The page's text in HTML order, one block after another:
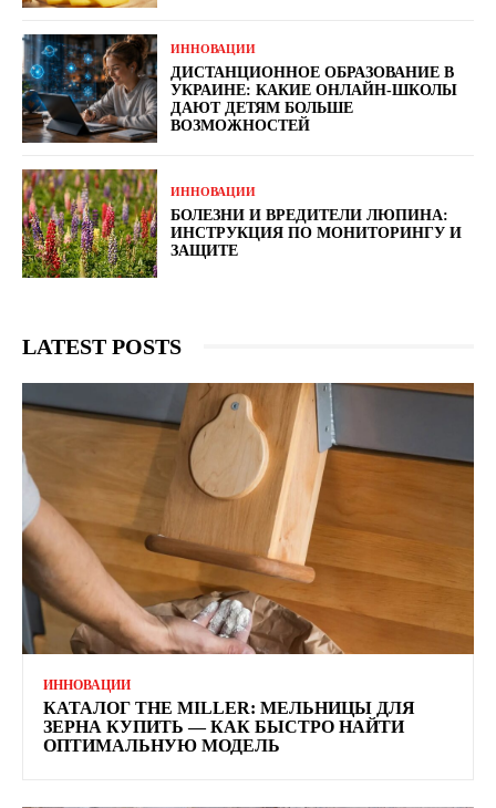
ИННОВАЦИИ
ДИСТАНЦИОННОЕ ОБРАЗОВАНИЕ В
УКРАИНЕ: КАКИЕ ОНЛАЙН-ШКОЛЫ
ДАЮТ ДЕТЯМ БОЛЬШЕ
ВОЗМОЖНОСТЕЙ
ИННОВАЦИИ
БОЛЕЗНИ И ВРЕДИТЕЛИ ЛЮПИНА:
ИНСТРУКЦИЯ ПО МОНИТОРИНГУ И
ЗАЩИТЕ
LATEST POSTS
ИННОВАЦИИ
КАТАЛОГ THE MILLER: МЕЛЬНИЦЫ ДЛЯ
ЗЕРНА КУПИТЬ — КАК БЫСТРО НАЙТИ
ОПТИМАЛЬНУЮ МОДЕЛЬ